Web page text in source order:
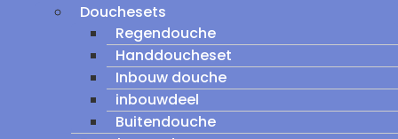
Douchesets
Regendouche
Handdoucheset
Inbouw douche
inbouwdeel
Buitendouche